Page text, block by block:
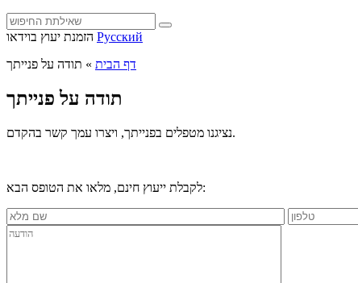
הזמנת יעוץ בוידאו Русский
דף הבית » תודה על פנייתך
תודה על פנייתך
נציגנו מטפלים בפנייתך, ויצרו עמך קשר בהקדם.
לקבלת ייעוץ חינם, מלאו את הטופס הבא: